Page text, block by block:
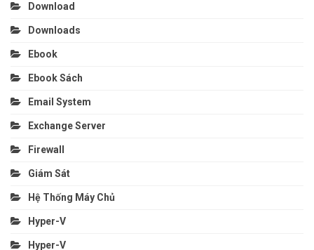
Download
Downloads
Ebook
Ebook Sách
Email System
Exchange Server
Firewall
Giám Sát
Hệ Thống Máy Chủ
Hyper-V
Hyper-V